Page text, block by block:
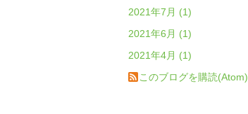
2021年7月 (1)
2021年6月 (1)
2021年4月 (1)
このブログを購読(Atom)